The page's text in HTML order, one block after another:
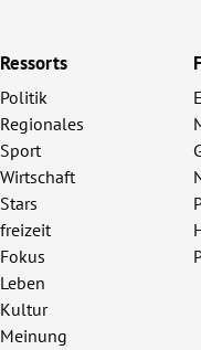
Ressorts
Politik
Regionales
Sport
Wirtschaft
Stars
freizeit
Fokus
Leben
Kultur
Meinung